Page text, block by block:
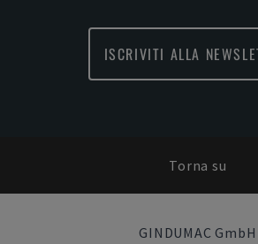
ISCRIVITI ALLA
Torna su
GINDUMAC GmbH